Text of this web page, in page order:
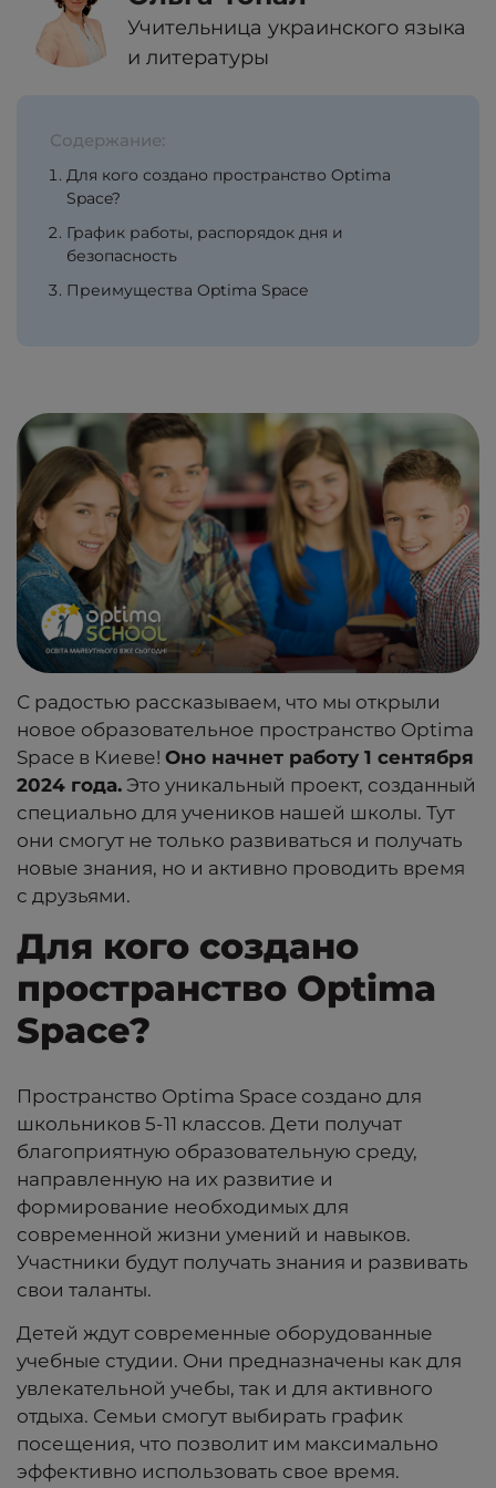
Учительница украинского языка
и литературы
Содержание:
Для кого создано пространство Optima
Space?
График работы, распорядок дня и
безопасность
Преимущества Optima Space
С радостью рассказываем, что мы открыли
новое образовательное пространство Optima
Space в Киеве! Оно начнет работу 1 сентября
2024 года. Это уникальный проект, созданный
специально для учеников нашей школы. Тут
они смогут не только развиваться и получать
новые знания, но и активно проводить время
с друзьями.
Для кого создано
пространство Optima
Space?
Пространство Optima Space создано для
школьников 5-11 классов. Дети получат
благоприятную образовательную среду,
направленную на их развитие и
формирование необходимых для
современной жизни умений и навыков.
Участники будут получать знания и развивать
свои таланты.
Детей ждут современные оборудованные
учебные студии. Они предназначены как для
увлекательной учебы, так и для активного
отдыха. Семьи смогут выбирать график
посещения, что позволит им максимально
эффективно использовать свое время.